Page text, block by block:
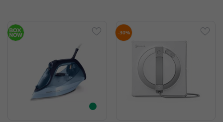
-30%